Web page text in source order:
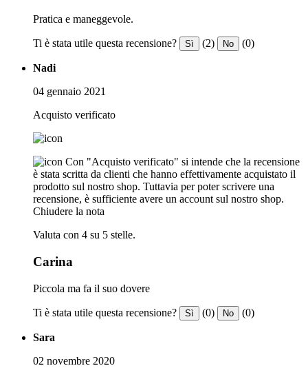
Pratica e maneggevole.
Ti è stata utile questa recensione? Sì (2) No (0)
Nadi
04 gennaio 2021
Acquisto verificato
Con "Acquisto verificato" si intende che la recensione
è stata scritta da clienti che hanno effettivamente acquistato il
prodotto sul nostro shop. Tuttavia per poter scrivere una
recensione, è sufficiente avere un account sul nostro shop.
Chiudere la nota
Valuta con 4 su 5 stelle.
Carina
Piccola ma fa il suo dovere
Ti è stata utile questa recensione? Sì (0) No (0)
Sara
02 novembre 2020